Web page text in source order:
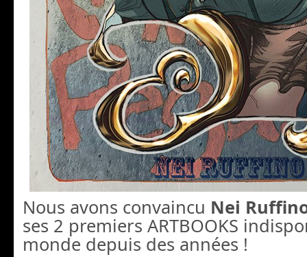
Nous avons convaincu Nei
ses 2 premiers ARTBOOKS
monde depuis des années !